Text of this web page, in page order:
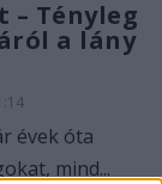
Tényleg
a lány
évek óta
mind...